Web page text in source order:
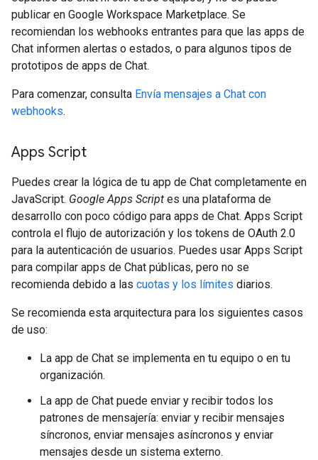
publicar en Google Workspace Marketplace. Se
recomiendan los webhooks entrantes para que las apps de
Chat informen alertas o estados, o para algunos tipos de
prototipos de apps de Chat.
Para comenzar, consulta Envía mensajes a Chat con
webhooks.
Apps Script
Puedes crear la lógica de tu app de Chat completamente en
JavaScript. Google Apps Script es una plataforma de
desarrollo con poco código para apps de Chat. Apps Script
controla el flujo de autorización y los tokens de OAuth 2.0
para la autenticación de usuarios. Puedes usar Apps Script
para compilar apps de Chat públicas, pero no se
recomienda debido a las cuotas y los límites diarios.
Se recomienda esta arquitectura para los siguientes casos
de uso:
La app de Chat se implementa en tu equipo o en tu
organización.
La app de Chat puede enviar y recibir todos los
patrones de mensajería: enviar y recibir mensajes
síncronos, enviar mensajes asíncronos y enviar
mensajes desde un sistema externo.